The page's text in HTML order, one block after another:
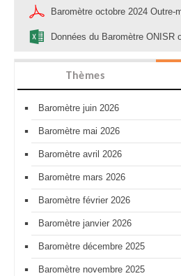
Baromètre octobre 2024 Outre-
Données du Baromètre ONISR
Thèmes
Baromètre juin 2026
Baromètre mai 2026
Baromètre avril 2026
Baromètre mars 2026
Baromètre février 2026
Baromètre janvier 2026
Baromètre décembre 2025
Baromètre novembre 2025